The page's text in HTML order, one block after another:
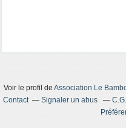
Voir le profil de Association Le
Contact
Signaler un abus